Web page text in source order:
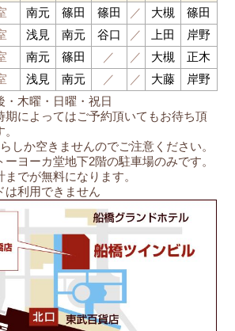
・木曜・日曜・祝日
によってはご予約頂いてもお待ち頂
しか空きませんのでご注意ください。
ヨーカ堂地下2階の駐車場のみです。
でが無料になります。
利用できません
南元 篠田 篠田 ／ 大槻
篠田
浅見 南元 谷口 ／ 上田
岸野
南元 篠田 ／ ／ 大槻
正木
浅見 南元 ／ ／ 大藤 岸野